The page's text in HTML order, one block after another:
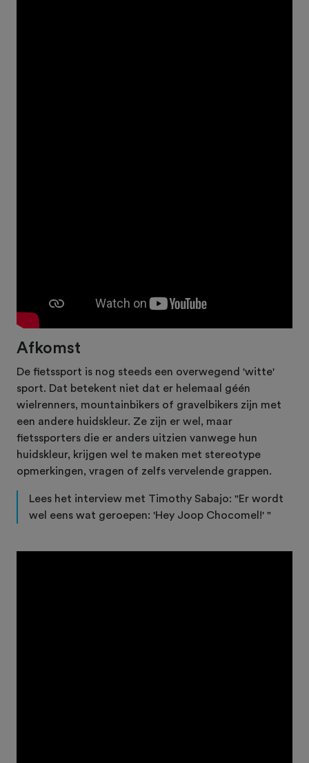
Afkomst
De fietssport is nog steeds een overwegend 'witte'
sport. Dat betekent niet dat er helemaal géén
wielrenners, mountainbikers of gravelbikers zijn met
een andere huidskleur. Ze zijn er wel, maar
fietssporters die er anders uitzien vanwege hun
huidskleur, krijgen wel te maken met stereotype
opmerkingen, vragen of zelfs vervelende grappen.
Lees het interview met Timothy Sabajo: "Er wordt
wel eens wat geroepen: 'Hey Joop Chocomel!' "